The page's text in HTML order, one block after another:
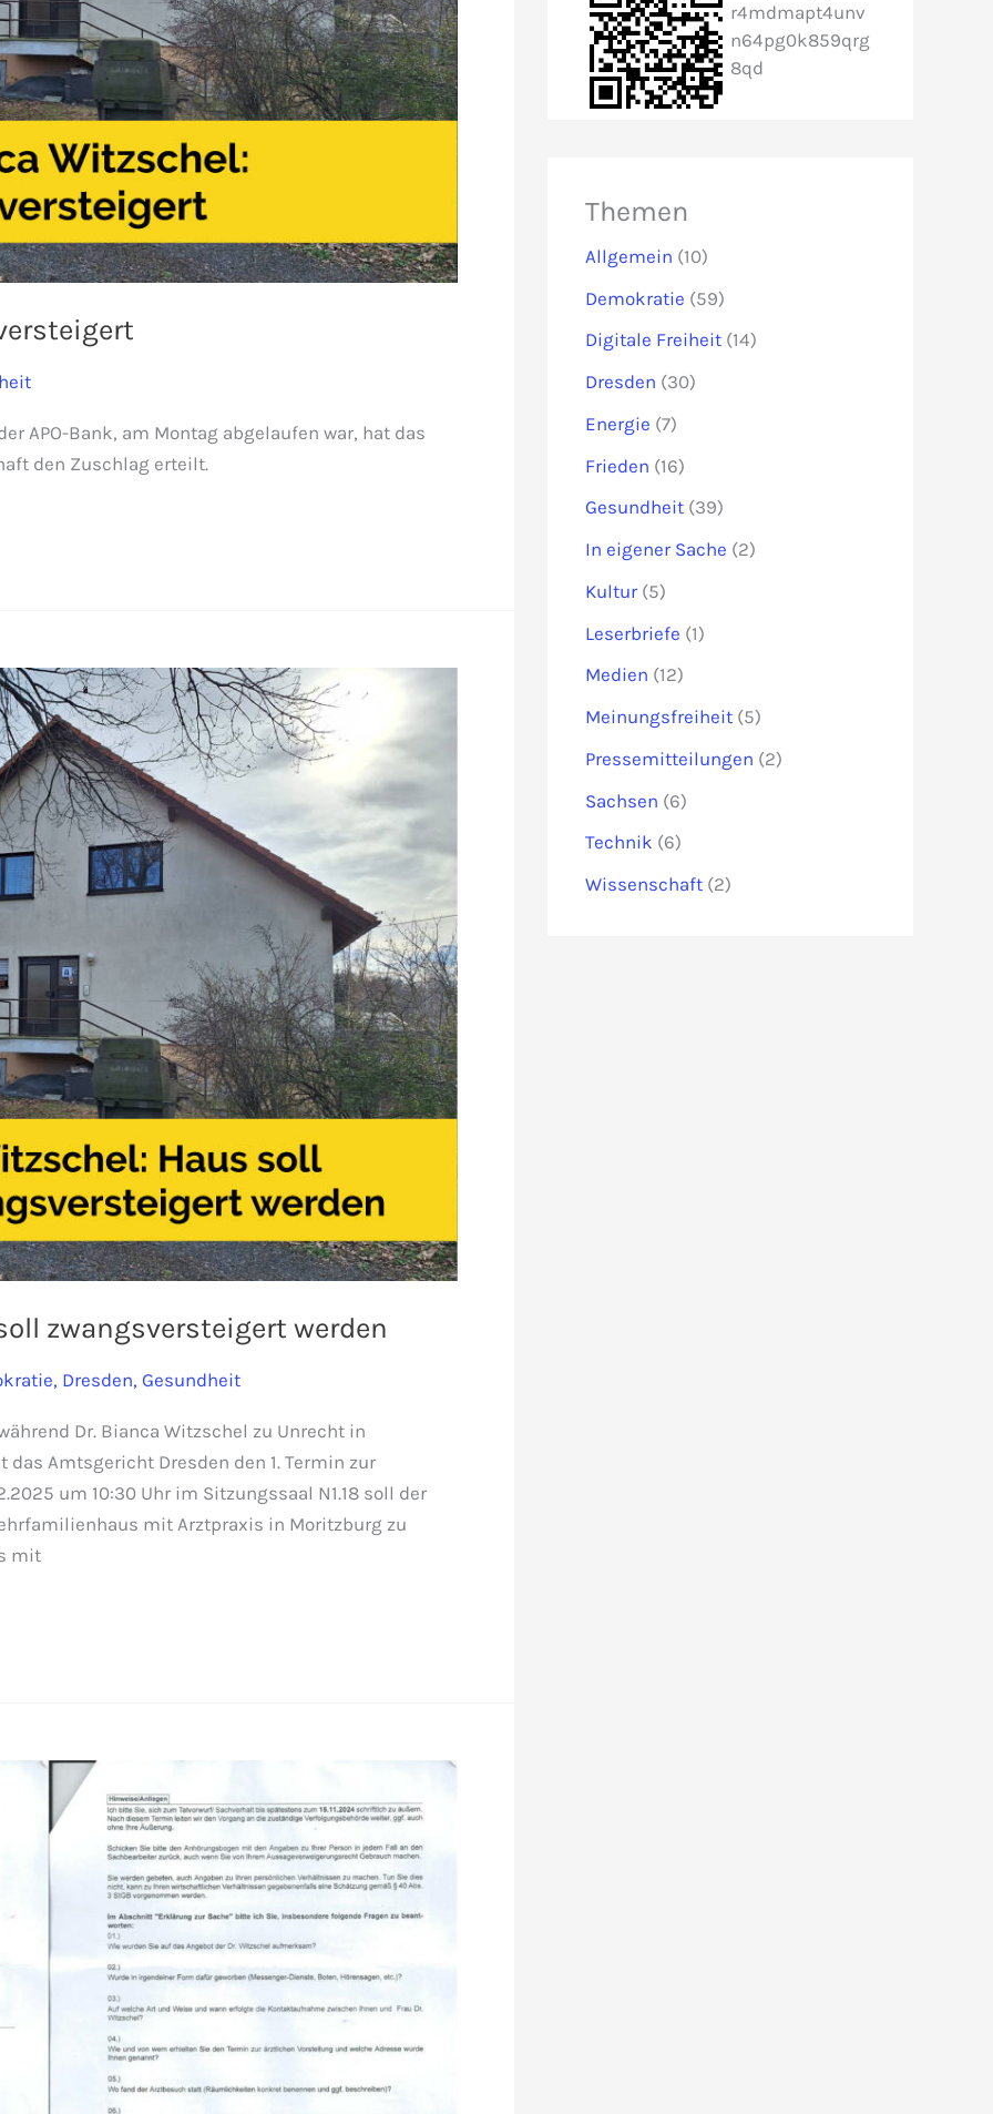
APO-Bank, am Montag abgelaufen war, hat das
den Zuschlag erteilt.
zwangsversteigert werden
, Dresden, Gesundheit
Dr. Bianca Witzschel zu Unrecht in
Amtsgericht Dresden den 1. Termin zur
um 10:30 Uhr im Sitzungssaal N1.18 soll der
mit Arztpraxis in Moritzburg zu
mit
r4mdmapt4unv
n64pg0k859qrg
8qd
Themen
Allgemein (10)
Demokratie (59)
Digitale Freiheit (14)
Dresden (30)
Energie (7)
Frieden (16)
Gesundheit (39)
In eigener Sache (2)
Kultur (5)
Leserbriefe (1)
Medien (12)
Meinungsfreiheit (5)
Pressemitteilungen (2)
Sachsen (6)
Technik (6)
Wissenschaft (2)